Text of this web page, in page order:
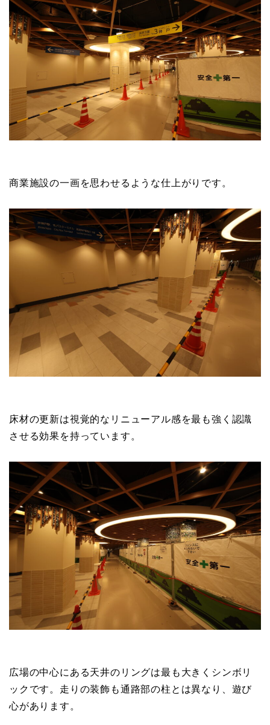
商業施設の一画を思わせるような仕上がりです。
床材の更新は視覚的なリニューアル感を最も強く認識
させる効果を持っています。
広場の中心にある天井のリングは最も大きくシンボリ
ックです。走りの装飾も通路部の柱とは異なり、遊び
心があります。